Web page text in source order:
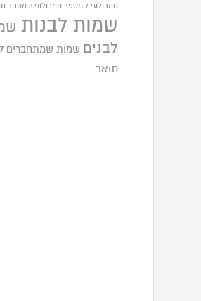
נומרולוגי 7 מספר נומרולוגי 8 מספר
שמות לבנות
לבנים
שמות שמתחברים
תואר